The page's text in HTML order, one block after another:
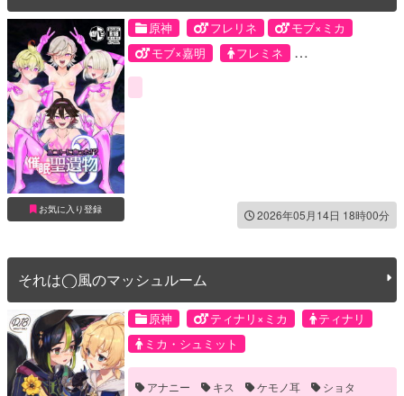
お気に入り登録
原神 フレリネ
モブ×ミカ
モブ×嘉明
フレミネ
2026年05月14日 18時00分
それは◯風のマッシュルーム
原神 ティナリ×ミカ
ティナリ
ミカ・シュミット
アナニー キス ケモノ耳
ショタ